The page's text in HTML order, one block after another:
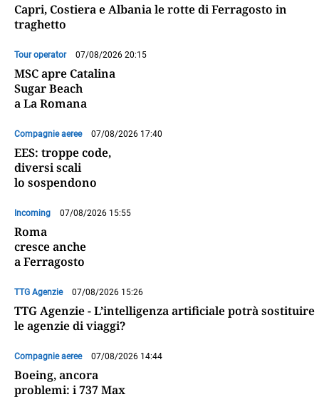
Capri, Costiera e Albania le rotte di Ferragosto in
traghetto
Tour operator 07/08/2026 20:15
MSC apre Catalina
Sugar Beach
a La Romana
Compagnie aeree 07/08/2026 17:40
EES: troppe code,
diversi scali
lo sospendono
Incoming 07/08/2026 15:55
Roma
cresce anche
a Ferragosto
TTG Agenzie 07/08/2026 15:26
TTG Agenzie - L’intelligenza artificiale potrà sostituire
le agenzie di viaggi?
Compagnie aeree 07/08/2026 14:44
Boeing, ancora
problemi: i 737 Max